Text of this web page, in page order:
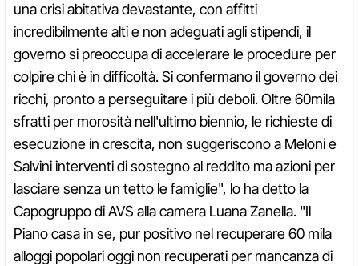
una crisi abitativa devastante, con affitti
incredibilmente alti e non adeguati agli stipendi, il
governo si preoccupa di accelerare le procedure per
colpire chi è in difficoltà. Si confermano il governo dei
ricchi, pronto a perseguitare i più deboli. Oltre 60mila
sfratti per morosità nell'ultimo biennio, le richieste di
esecuzione in crescita, non suggeriscono a Meloni e
Salvini interventi di sostegno al reddito ma azioni per
lasciare senza un tetto le famiglie", lo ha detto la
Capogruppo di AVS alla camera Luana Zanella. "Il
Piano casa in se, pur positivo nel recuperare 60 mila
alloggi popolari oggi non recuperati per mancanza di